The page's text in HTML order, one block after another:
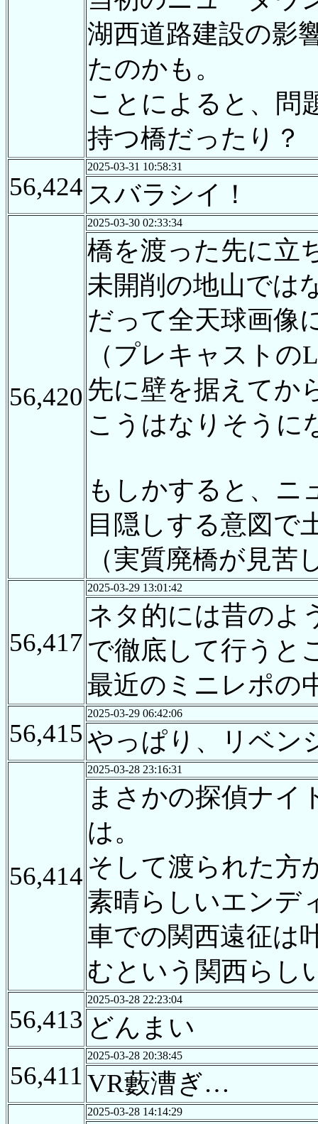
湖西道路建設の影
たのかも。
ことによると、問
持つ橋だったり？
56,424
2025-03-31 10:58:31
スバラシイ！
56,420
2025-03-30 02:33:34
橋を渡った先に立
未開削の地山では
だって全天球画像
（プレキャスト
先に壁を据えてか
こうはなりそうに
もしかすると、ニ
目隠しする意図で
（実質廃橋が見
56,417
2025-03-29 13:01:42
ネタ的には昔のよ
で徹底して行うと
最近のミニレポの
56,415
2025-03-29 06:42:06
やっぱり、リベン
56,414
2025-03-28 23:16:31
まさかの探偵ナイ
は。
そして渡られた方
素晴らしいエンデ
車での関西遠征は
むという関西らし
56,413
2025-03-28 22:23:04
どんまい
56,411
2025-03-28 20:38:45
VR藪漕ぎ…
2025-03-28 14:14:29